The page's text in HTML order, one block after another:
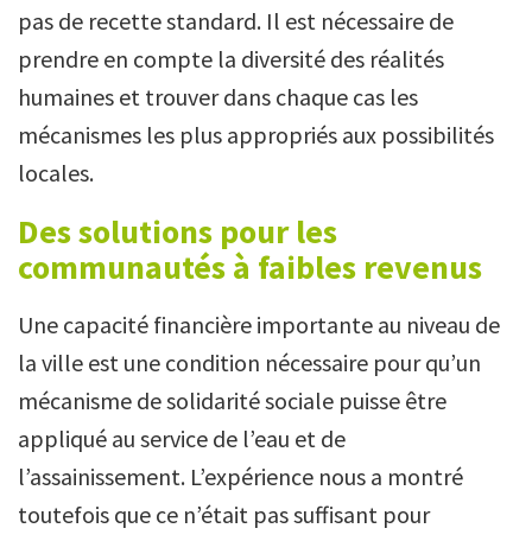
pas de recette standard. Il est nécessaire de
prendre en compte la diversité des réalités
humaines et trouver dans chaque cas les
mécanismes les plus appropriés aux possibilités
locales.
Des solutions pour les
communautés à faibles revenus
Une capacité financière importante au niveau de
la ville est une condition nécessaire pour qu’un
mécanisme de solidarité sociale puisse être
appliqué au service de l’eau et de
l’assainissement. L’expérience nous a montré
toutefois que ce n’était pas suffisant pour